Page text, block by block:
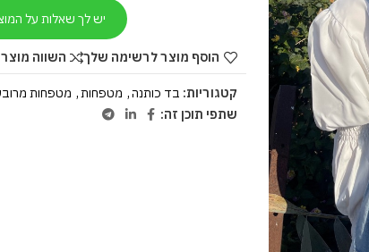
יש לך שאלות על
הוסף מוצר לרשימה שלך השווה
קטגוריות: בד כותנה, מטפחות, מטפחות
שתפי תוכן זה: